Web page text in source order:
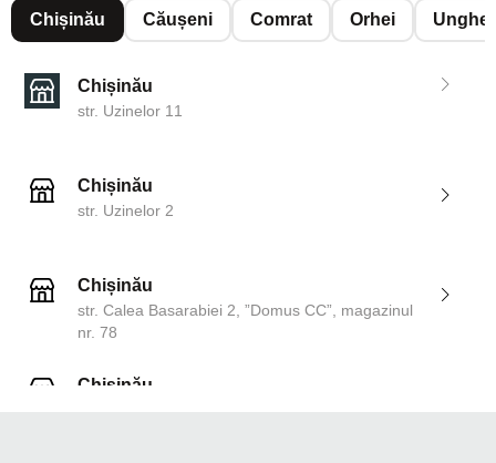
Chișinău Căușeni Comrat Orhei
Chișinău
str. Uzinelor 11
Chișinău
str. Uzinelor 2
Chișinău
str. Calea Basarabiei 2, ”Domus CC”, magazinul
nr. 78
Chișinău